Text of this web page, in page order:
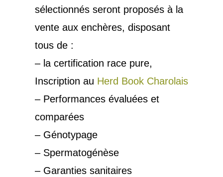
sélectionnés seront proposés à la
vente aux enchères, disposant
tous de :
– la certification race pure,
Inscription au Herd Book Charolais
– Performances évaluées et
comparées
– Génotypage
– Spermatogénèse
– Garanties sanitaires